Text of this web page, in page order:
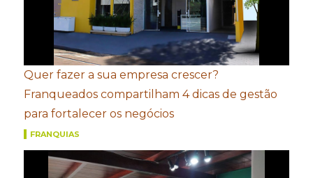
Quer fazer a sua empresa crescer?
Franqueados compartilham 4 dicas de gestão
para fortalecer os negócios
FRANQUIAS